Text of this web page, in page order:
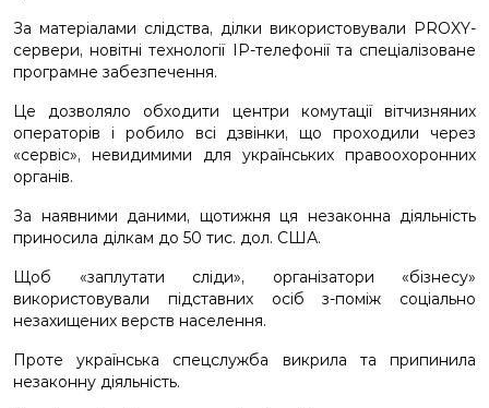
За матеріалами слідства, ділки використовували PROXY-
сервери, новітні технології ІР-телефонії та спеціалізоване
програмне забезпечення.
Це дозволяло обходити центри комутації вітчизняних
операторів і робило всі дзвінки, що проходили через
«сервіс», невидимими для українських правоохоронних
органів.
За наявними даними, щотижня ця незаконна діяльність
приносила ділкам до 50 тис. дол. США.
Щоб «заплутати сліди», організатори «бізнесу»
використовували підставних осіб з-поміж соціально
незахищених верств населення.
Проте українська спецслужба викрила та припинила
незаконну діяльність.